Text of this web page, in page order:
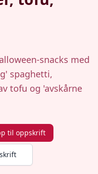
snacks med
spaghetti,
tofu og 'avskårne
til oppskrift